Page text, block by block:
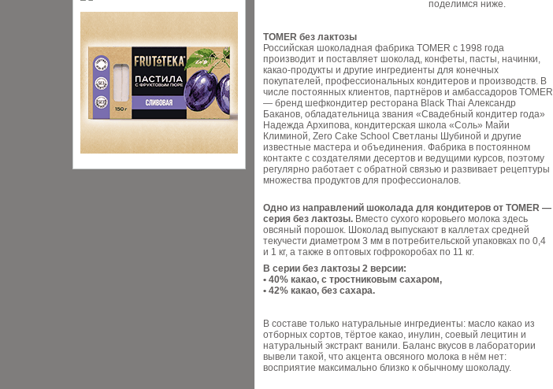
поделимся ниже.
TOMER без лактозы
Российская шоколадная фабрика TOMER с 1998 года
производит и поставляет шоколад, конфеты, пасты, начинки,
какао-продукты и другие ингредиенты для конечных
покупателей, профессиональных кондитеров и производств. В
числе постоянных клиентов, партнёров и амбассадоров TOMER
— бренд шефкондитер ресторана Black Thai Александр
Баканов, обладательница звания «Свадебный кондитер года»
Надежда Архипова, кондитерская школа «Соль» Майи
Климиной, Zero Cake School Светланы Шубиной и другие
известные мастера и объединения. Фабрика в постоянном
контакте с создателями десертов и ведущими курсов, поэтому
регулярно работает с обратной связью и развивает рецептуры
множества продуктов для профессионалов.
Одно из направлений шоколада для кондитеров от TOMER —
серия без лактозы. Вместо сухого коровьего молока здесь
овсяный порошок. Шоколад выпускают в каллетах средней
текучести диаметром 3 мм в потребительской упаковках по 0,4
и 1 кг, а также в оптовых гофрокоробах по 11 кг.
В серии без лактозы 2 версии:
• 40% какао, с тростниковым сахаром,
• 42% какао, без сахара.
В составе только натуральные ингредиенты: масло какао из
отборных сортов, тёртое какао, инулин, соевый лецитин и
натуральный экстракт ванили. Баланс вкусов в лаборатории
вывели такой, что акцента овсяного молока в нём нет:
восприятие максимально близко к обычному шоколаду.